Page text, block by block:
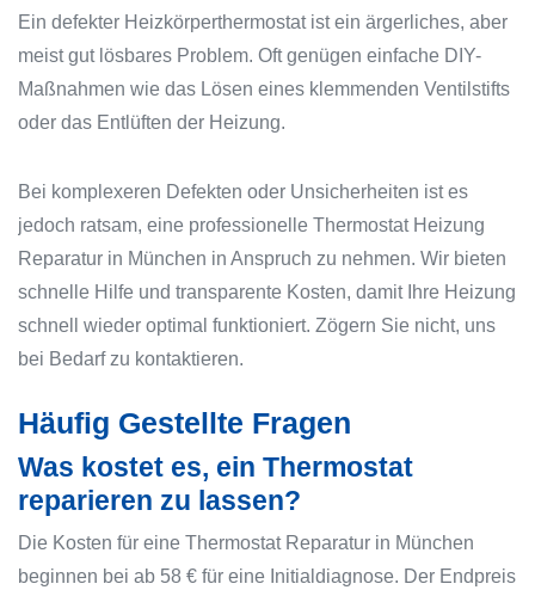
Ein defekter Heizkörperthermostat ist ein ärgerliches, aber
meist gut lösbares Problem. Oft genügen einfache DIY-
Maßnahmen wie das Lösen eines klemmenden Ventilstifts
oder das Entlüften der Heizung.
Bei komplexeren Defekten oder Unsicherheiten ist es
jedoch ratsam, eine professionelle Thermostat Heizung
Reparatur in München in Anspruch zu nehmen. Wir bieten
schnelle Hilfe und transparente Kosten, damit Ihre Heizung
schnell wieder optimal funktioniert. Zögern Sie nicht, uns
bei Bedarf zu kontaktieren.
Häufig Gestellte Fragen
Was kostet es, ein Thermostat
reparieren zu lassen?
Die Kosten für eine Thermostat Reparatur in München
beginnen bei ab 58 € für eine Initialdiagnose. Der Endpreis